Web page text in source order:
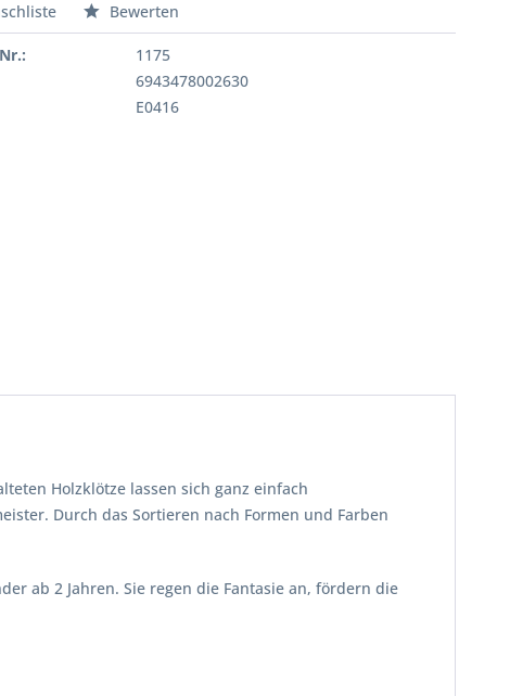
Bewerten
1175
6943478002630
E0416
Holzklötze lassen sich ganz einfach
Durch das Sortieren nach Formen und Farben
ab 2 Jahren. Sie regen die Fantasie an, fördern die